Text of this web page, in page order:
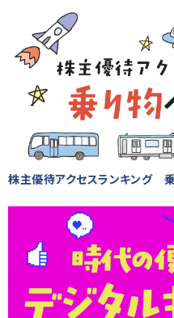
株主優待アクセスランキング 乗